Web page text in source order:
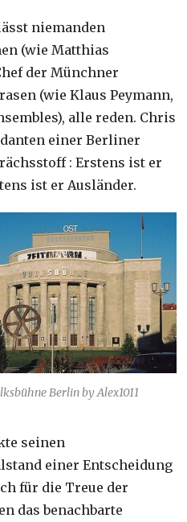
niemanden
(wie Matthias
der Münchner
(wie Klaus Peymann,
alle reden. Chris
einer Berliner
: Erstens ist er
ist er Ausländer.
Berlin by Alex1011
seinen
einer Entscheidung
für die Treue der
das benachbarte